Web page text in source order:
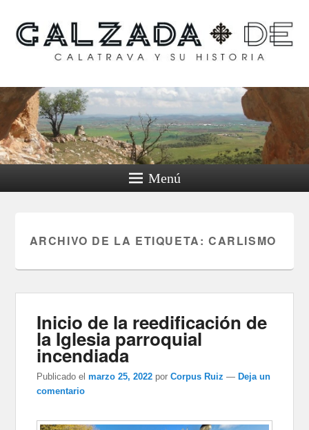
Calzada de Calatrava y
su historia
Menú
ARCHIVO DE LA ETIQUETA: CARLISMO
Inicio de la reedificación de
la Iglesia parroquial
incendiada
Publicado el marzo 25, 2022 porCorpus Ruiz — Deja un
comentario